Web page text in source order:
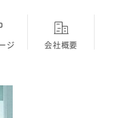
ジ 会社概要